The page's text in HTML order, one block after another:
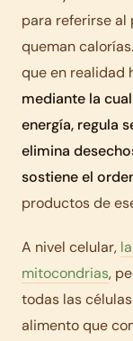
para referirse al
queman
que en realidad
mediante la
energía, regula
elimina
sostiene el
productos de
A nivel celular,
mitocondrias,
todas las
alimento que